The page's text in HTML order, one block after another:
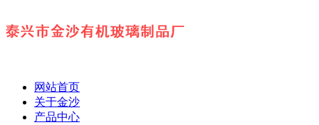
网站首页
关于金沙
产品中心